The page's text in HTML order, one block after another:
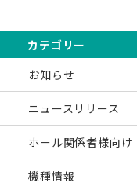
カテゴリー
お知らせ
ニュースリリース
ホール関係者様向け
機種情報